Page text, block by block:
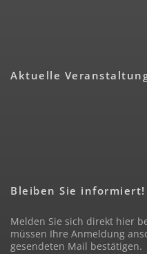
Aktuelle
Bleiben Sie informiert!
Melden Sie sich direkt hier
müssen Ihre Anmeldung
gesendeten Mail bestätigen.